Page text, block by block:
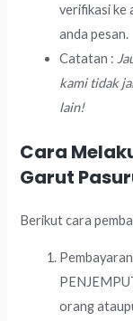
verifikasi ke
anda pesan.
Catatan :
kami tidak
lain!
Cara
Garut
Berikut cara
orang